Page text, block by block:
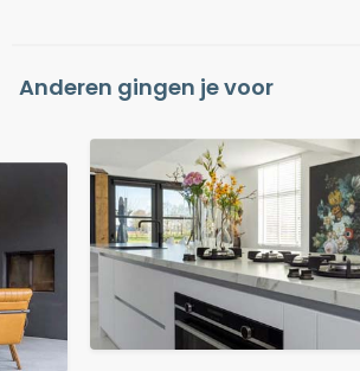
Anderen gingen je voor